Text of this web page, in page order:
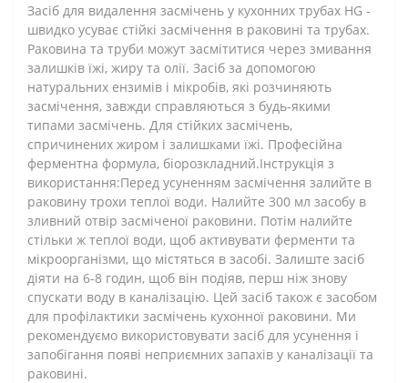
Засіб для видалення засмічень у кухонних трубах HG -
швидко усуває стійкі засмічення в раковині та трубах.
Раковина та труби можут засмітитися через змивання
залишків їжі, жиру та олії. Засіб за допомогою
натуральних ензимів і мікробів, які розчиняють
засмічення, завжди справляються з будь-якими
типами засмічень. Для стійких засмічень,
спричинених жиром і залишками їжі. Професійна
ферментна формула, біорозкладний.Інструкція з
використання:Перед усуненням засмічення залийте в
раковину трохи теплої води. Налийте 300 мл засобу в
зливний отвір засміченої раковини. Потім налийте
стільки ж теплої води, щоб активувати ферменти та
мікроорганізми, що містяться в засобі. Залиште засіб
діяти на 6-8 годин, щоб він подіяв, перш ніж знову
спускати воду в каналізацію. Цей засіб також є засобом
для профілактики засмічень кухонної раковини. Ми
рекомендуємо використовувати засіб для усунення і
запобігання появі неприємних запахів у каналізації та
раковині.